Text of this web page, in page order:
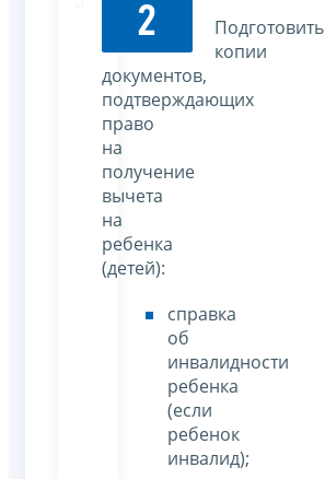
2
Подготовить
копии
документов,
подтверждающих
право
на
получение
вычета
на
ребенка
(детей):
справка
об
инвалидности
ребенка
(если
ребенок
инвалид);